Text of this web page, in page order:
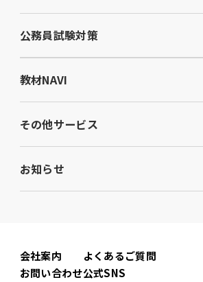
公務員試験
教員採用試験
就職・資格・検定
教育・学参
ビジネス
生活実用・教養
心理学
公務員試験対策
公務員試験について知る
通信講座
動画で学ぶ【公務員合格】シリーズ
書籍
模擬試験
教材NAVI
高等学校向け事業
大学・短期大学向け事業
専門学校向け事業
中学校向け事業
その他サービス
ウェルネス(心理検査他)
児童発達支援事業
お知らせ
書籍関連
会社案内
お問い合わせ
よくあるご質問
公式SNS